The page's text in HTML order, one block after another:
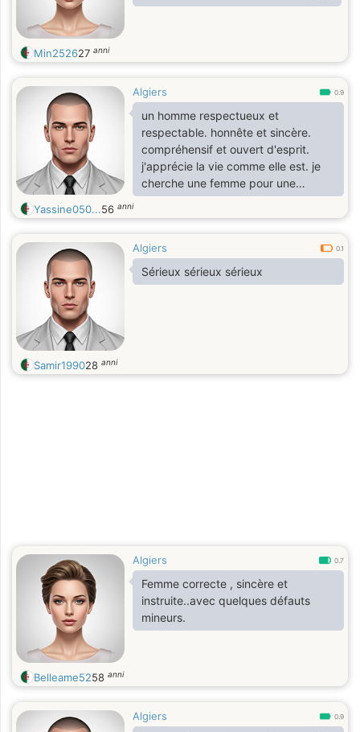
Min252627 anni
Algiers 0.9
un homme respectueux et
respectable. honnête et sincère.
compréhensif et ouvert d'esprit.
j'apprécie la vie comme elle est. je
cherche une femme pour une
relation d'amitié
Yassine050...56 anni
Algiers 0.1
Sérieux sérieux sérieux
Samir199028 anni
Algiers 0.7
Femme correcte , sincère et
instruite..avec quelques défauts
mineurs.
Belleame5258 anni
Algiers 0.9